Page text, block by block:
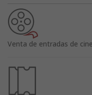
Venta de entradas de cine